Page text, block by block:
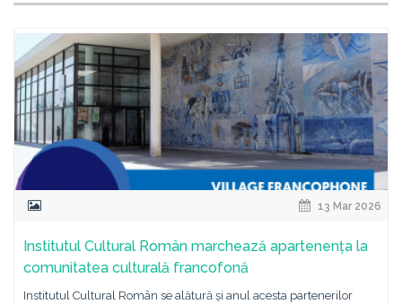
13 Mar 2026
Institutul Cultural Român marchează apartenența la
comunitatea culturală francofonă
Institutul Cultural Român se alătură și anul acesta partenerilor